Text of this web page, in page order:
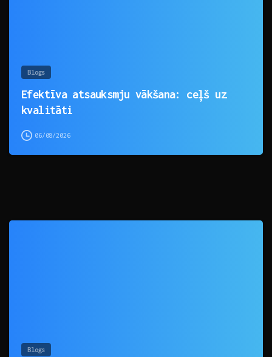
Blogs
Efektīva atsauksmju vākšana: ceļš uz
kvalitāti
06/08/2026
Blogs